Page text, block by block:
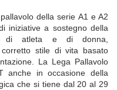
della serie A1 e A2
iniziative a sostegno della
di atleta e di donna,
corretto stile di vita basato
La Lega Pallavolo
anche in occasione della
che si tiene dal 20 al 29